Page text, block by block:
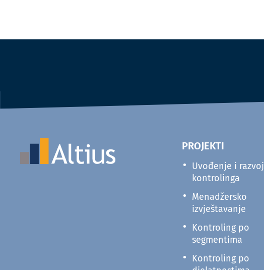
PROJEKTI
Uvođenje i razvoj
kontrolinga
Menadžersko
izvještavanje
Kontroling po
segmentima
Kontroling po